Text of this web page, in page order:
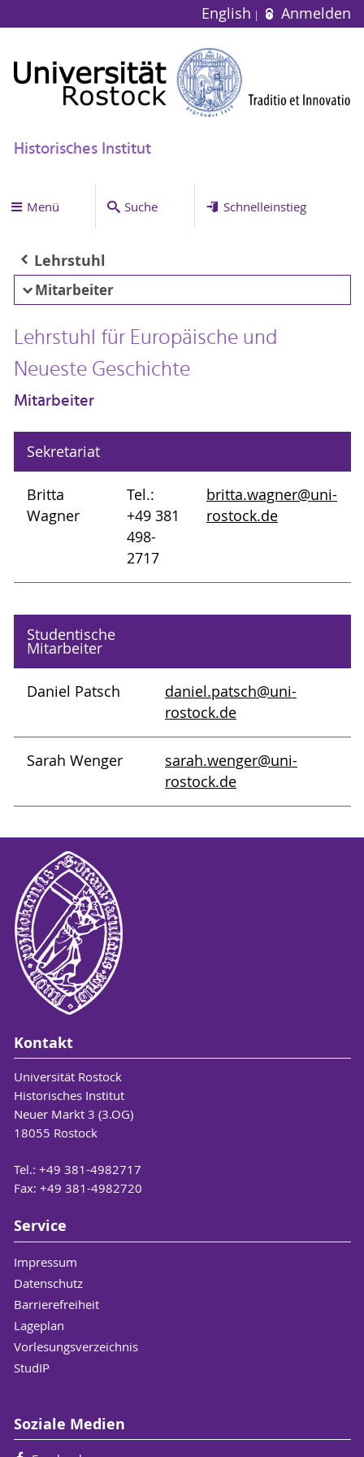
English Anmelden
Historisches Institut
Menü Suche Schnelleinstieg
Lehrstuhl
Mitarbeiter
Lehrstuhl für Europäische und
Neueste Geschichte
Mitarbeiter
Sekretariat
Britta
Wagner
Tel.:
+49 381
498-
2717
britta.wagner@uni-
rostock.de
Studentische
Mitarbeiter
Daniel Patsch
daniel.patsch@uni-
rostock.de
Sarah Wenger
sarah.wenger@uni-
rostock.de
Kontakt
Universität Rostock
Historisches Institut
Neuer Markt 3 (3.OG)
18055 Rostock
Tel.: +49 381-4982717
Fax: +49 381-4982720
Service
Impressum
Datenschutz
Barrierefreiheit
Lageplan
Vorlesungsverzeichnis
StudIP
Soziale Medien